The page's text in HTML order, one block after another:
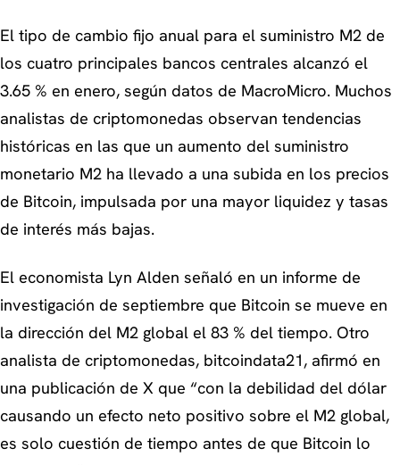
El tipo de cambio fijo anual para el suministro M2 de
los cuatro principales bancos centrales alcanzó el
3.65 % en enero, según datos de MacroMicro. Muchos
analistas de criptomonedas observan tendencias
históricas en las que un aumento del suministro
monetario M2 ha llevado a una subida en los precios
de Bitcoin, impulsada por una mayor liquidez y tasas
de interés más bajas.
El economista Lyn Alden señaló en un informe de
investigación de septiembre que Bitcoin se mueve en
la dirección del M2 global el 83 % del tiempo. Otro
analista de criptomonedas, bitcoindata21, afirmó en
una publicación de X que “con la debilidad del dólar
causando un efecto neto positivo sobre el M2 global,
es solo cuestión de tiempo antes de que Bitcoin lo